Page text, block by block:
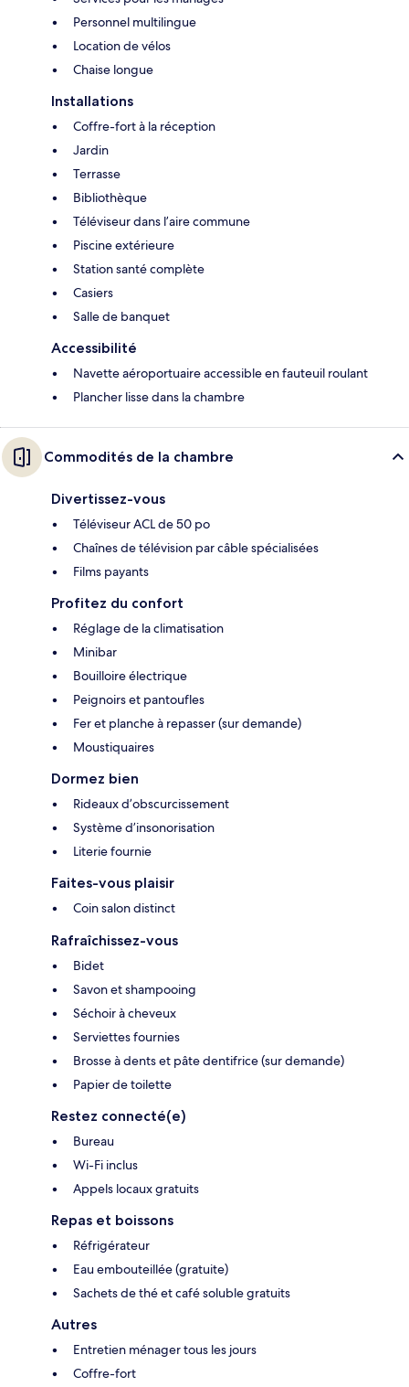
Personnel multilingue
Location de vélos
Chaise longue
Installations
Coffre-fort à la réception
Jardin
Terrasse
Bibliothèque
Téléviseur dans l’aire commune
Piscine extérieure
Station santé complète
Casiers
Salle de banquet
Accessibilité
Navette aéroportuaire accessible en fauteuil roulant
Plancher lisse dans la chambre
Commodités de la chambre
Divertissez-vous
Téléviseur ACL de 50 po
Chaînes de télévision par câble spécialisées
Films payants
Profitez du confort
Réglage de la climatisation
Minibar
Bouilloire électrique
Peignoirs et pantoufles
Fer et planche à repasser (sur demande)
Moustiquaires
Dormez bien
Rideaux d’obscurcissement
Système d’insonorisation
Literie fournie
Faites-vous plaisir
Coin salon distinct
Rafraîchissez-vous
Bidet
Savon et shampooing
Séchoir à cheveux
Serviettes fournies
Brosse à dents et pâte dentifrice (sur demande)
Papier de toilette
Restez connecté(e)
Bureau
Wi-Fi inclus
Appels locaux gratuits
Repas et boissons
Réfrigérateur
Eau embouteillée (gratuite)
Sachets de thé et café soluble gratuits
Autres
Entretien ménager tous les jours
Coffre-fort